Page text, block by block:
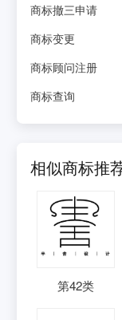
商标撤三申请
商标变更
商标顾问注册
商标查询
相似商标推
第42类